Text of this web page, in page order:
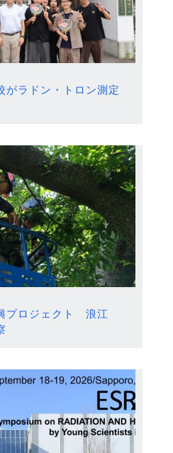
がラドン・トロン測定
プロジェクト 浪江